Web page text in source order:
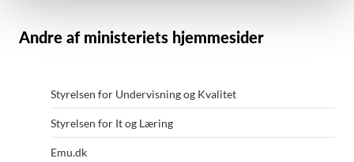
Andre af ministeriets hjemmesider
Styrelsen for Undervisning og Kvalitet
Styrelsen for It og Læring
Emu.dk